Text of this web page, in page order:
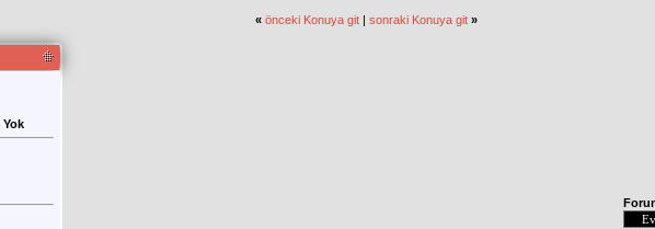
« önceki Konuya git| sonraki Konuya git »
Yok